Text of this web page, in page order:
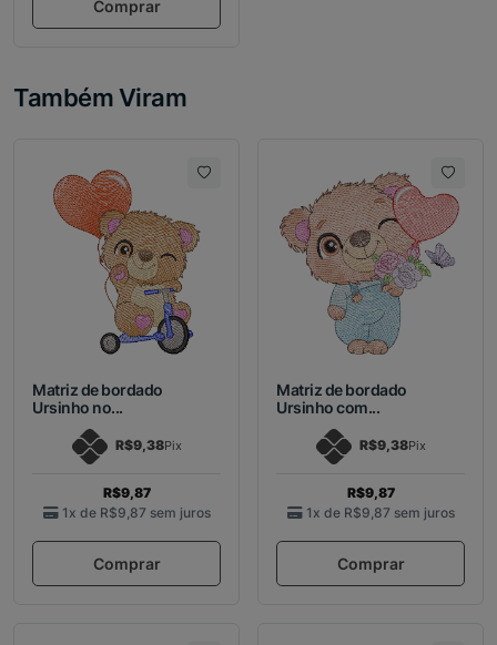
Comprar
Também Viram
Matriz de bordado
Ursinho no...
R$9,38Pix
R$9,87
1x de R$9,87 sem juros
Comprar
Matriz de bordado
Ursinho com...
R$9,38Pix
R$9,87
1x de R$9,87 sem juros
Comprar